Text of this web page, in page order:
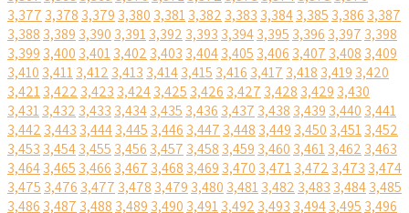
3,377 3,378 3,379 3,380 3,3813,382 3,383 3,3843,385 3,386 3,387
3,388 3,389 3,390 3,3913,392 3,393 3,3943,395 3,396 3,397 3,398
3,399 3,400 3,4013,402 3,403 3,4043,405 3,406 3,407 3,408 3,409
3,410 3,4113,412 3,413 3,4143,415 3,416 3,417 3,418 3,419 3,420
3,4213,422 3,423 3,4243,425 3,426 3,427 3,428 3,429 3,430
3,4313,432 3,433 3,4343,435 3,436 3,437 3,438 3,439 3,440 3,441
3,442 3,443 3,4443,445 3,446 3,447 3,448 3,449 3,450 3,4513,452
3,453 3,4543,455 3,456 3,457 3,458 3,459 3,460 3,4613,462 3,463
3,4643,465 3,466 3,467 3,468 3,469 3,470 3,4713,472 3,473 3,474
3,475 3,476 3,477 3,478 3,479 3,480 3,4813,482 3,483 3,4843,485
3,486 3,487 3,488 3,489 3,490 3,4913,492 3,493 3,4943,495 3,496